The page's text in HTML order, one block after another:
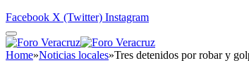
Facebook X (Twitter) Instagram
Home»Noticias locales»Tres detenidos por robar y